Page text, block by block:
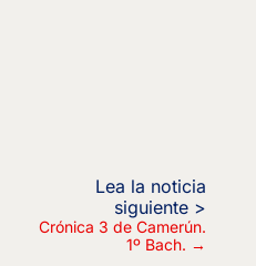
Crónica 3 de Camerún.
1º Bach. →